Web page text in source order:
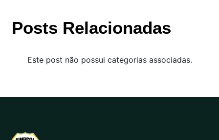
Posts Relacionadas
Este post não possui categorias associadas.